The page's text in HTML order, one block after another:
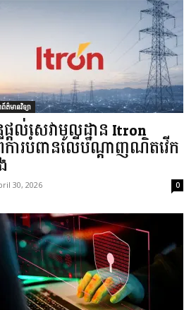
ត៌មានវិទ្យា
តល់សេវាមូលដ្ឋាន Itron
ការបំពានលើបណ្តាញណិតវើក
30, 2026 0